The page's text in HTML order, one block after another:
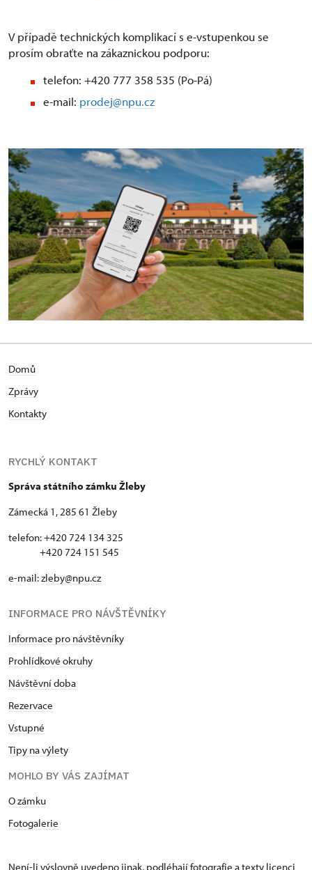
V případě technických komplikací s e-vstupenkou se
prosím obraťte na zákaznickou podporu:
telefon: +420 777 358 535 (Po-Pá)
e-mail: prodej@npu.cz
Domů
Zprávy
Kontakty
RYCHLÝ KONTAKT
Správa státního zámku Žleby
Zámecká 1, 285 61 Žleby
telefon: +420 724 134 325
+420 724 151 545
e-mail:zleby@npu.cz
INFORMACE PRO NÁVŠTĚVNÍKY
Informace pro návštěvníky
Prohlídkové okruhy
Návštěvní doba
Rezervace
Vstupné
Tipy na výlety
MOHLO BY VÁS ZAJÍMAT
O zámku
Fotogalerie
Není-li výslovně uvedeno jinak, podléhají fotografie a texty licenci